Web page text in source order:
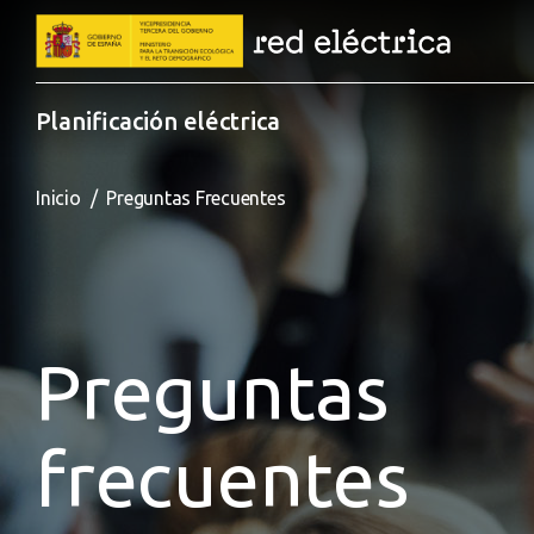
Pasar al contenido principal
Planificación eléctrica
Sobrescribir enlaces de
Inicio Preguntas Frecuentes
Preguntas
frecuentes